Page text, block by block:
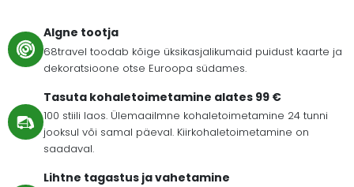
Algne tootja
68travel toodab kõige üksikasjalikumaid puidust kaarte ja
dekoratsioone otse Euroopa südames.
Tasuta kohaletoimetamine alates 99 €
100 stiili laos. Ülemaailmne kohaletoimetamine 24 tunni
jooksul või samal päeval. Kiirkohaletoimetamine on
saadaval.
Lihtne tagastus ja vahetamine